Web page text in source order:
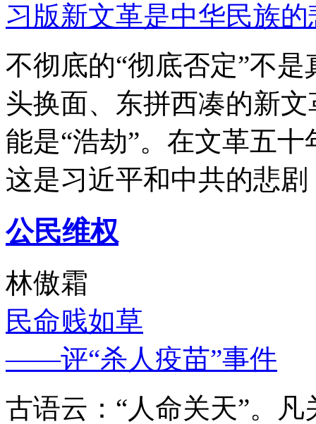
习版新文革是中华民族的
不彻底的“彻底否定”不
头换面、东拼西凑的新
能是“浩劫”。在文革五
这是习近平和中共的悲
公民维权
林傲霜
民命贱如草
——评“杀人疫苗”事件
古语云：“人命关天”。